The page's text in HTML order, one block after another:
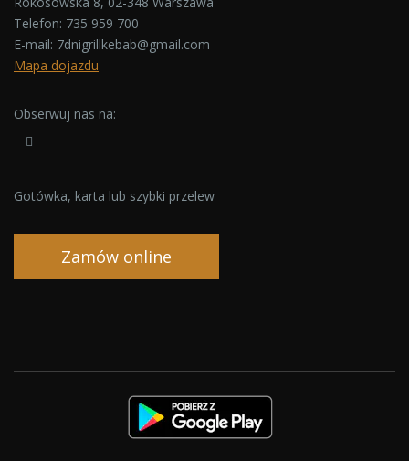
Telefon: 735 959 700
E-mail: 7dnigrillkebab@gmail.com
Mapa dojazdu
Obserwuj nas na:
Gotówka, karta lub szybki przelew
Zamów online